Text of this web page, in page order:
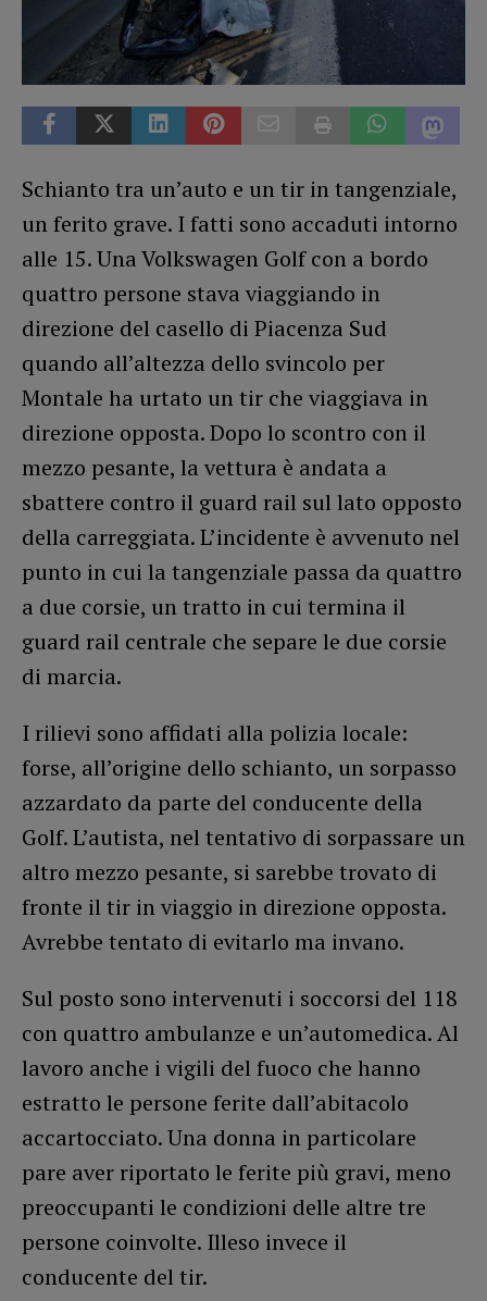
Schianto tra un’auto e un tir in tangenziale,
un ferito grave. I fatti sono accaduti intorno
alle 15. Una Volkswagen Golf con a bordo
quattro persone stava viaggiando in
direzione del casello di Piacenza Sud
quando all’altezza dello svincolo per
Montale ha urtato un tir che viaggiava in
direzione opposta. Dopo lo scontro con il
mezzo pesante, la vettura è andata a
sbattere contro il guard rail sul lato opposto
della carreggiata. L’incidente è avvenuto nel
punto in cui la tangenziale passa da quattro
a due corsie, un tratto in cui termina il
guard rail centrale che separe le due corsie
di marcia.
I rilievi sono affidati alla polizia locale:
forse, all’origine dello schianto, un sorpasso
azzardato da parte del conducente della
Golf. L’autista, nel tentativo di sorpassare un
altro mezzo pesante, si sarebbe trovato di
fronte il tir in viaggio in direzione opposta.
Avrebbe tentato di evitarlo ma invano.
Sul posto sono intervenuti i soccorsi del 118
con quattro ambulanze e un’automedica. Al
lavoro anche i vigili del fuoco che hanno
estratto le persone ferite dall’abitacolo
accartocciato. Una donna in particolare
pare aver riportato le ferite più gravi, meno
preoccupanti le condizioni delle altre tre
persone coinvolte. Illeso invece il
conducente del tir.